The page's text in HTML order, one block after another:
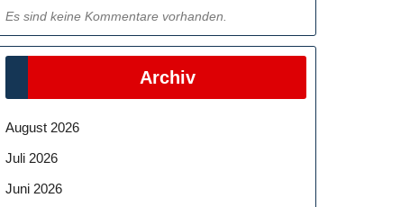
Es sind keine Kommentare vorhanden.
Archiv
August 2026
Juli 2026
Juni 2026